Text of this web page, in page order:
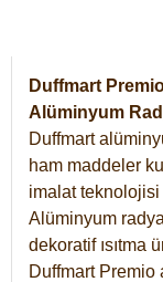
Duffmart
Alüminyum
Duffmart
ham maddeler
imalat
Alüminyum
dekoratif ısıtma
Duffmart